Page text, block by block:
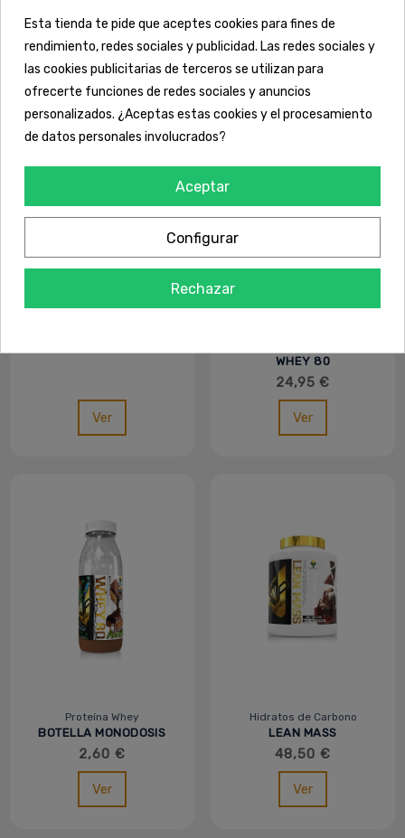
MVP
Ver Ver
WHEY 80
Ver
WHEY 80
PROFESSIONAL 500G -
IO.GENIX
24,95 €
Ver
Proteína Whey
BOTELLA MONODOSIS
WHEY 80 - 30G - MVP
2,60 €
Ver
Hidratos de Carbono
LEAN MASS
PROFESSIONAL 3KG -
MVP
48,50 €
Ver
Esta tienda te pide que aceptes cookies para fines de
rendimiento, redes sociales y publicidad. Las redes sociales y
las cookies publicitarias de terceros se utilizan para
ofrecerte funciones de redes sociales y anuncios
personalizados. ¿Aceptas estas cookies y el procesamiento
de datos personales involucrados?
Aceptar
Configurar
Rechazar